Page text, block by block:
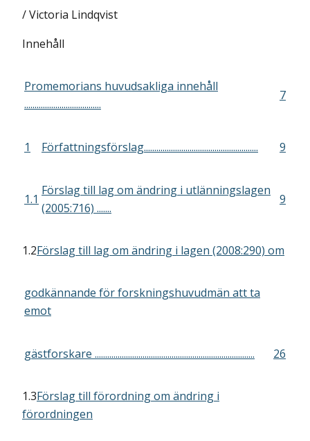
/ Victoria Lindqvist
Innehåll
Promemorians huvudsakliga innehåll
.....................................
7
1 Författningsförslag....................................................... 9
1.1
Förslag till lag om ändring i utlänningslagen
(2005:716) .......
9
1.2Förslag till lag om ändring i lagen (2008:290) om
godkännande för forskningshuvudmän att ta
emot
gästforskare ............................................................................. 26
1.3Förslag till förordning om ändring i
förordningen